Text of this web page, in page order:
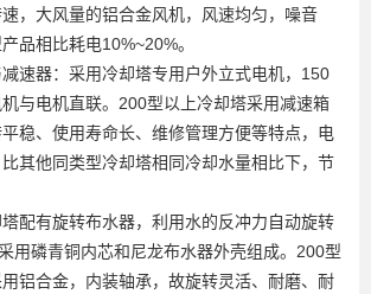
，大风量的铝合金风机，风速均匀，噪音
品相比耗电10%~20%。
速器：采用冷却塔专用户外立式电机，150
与电机直联。200型以上冷却塔采用减速箱
稳、使用寿命长、维修管理方便等特点，电
其他同类型冷却塔相同冷却水量相比下，节
有旋转布水器，利用水的反冲力自动旋转
用磷青铜内芯和尼龙布水器外壳组成。200型
铝合金，内装轴承，故旋转灵活、耐磨、耐